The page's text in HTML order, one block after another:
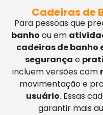
Cadeiras de
Para pessoas que
banho ou em
cadeiras de banho
segurança e
incluem versões com
movimentação e
usuário. Essas
garantir mais